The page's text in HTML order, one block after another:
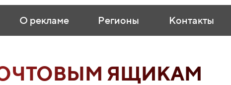
О рекламе Регионы Контакты
ЯЩИКАМ